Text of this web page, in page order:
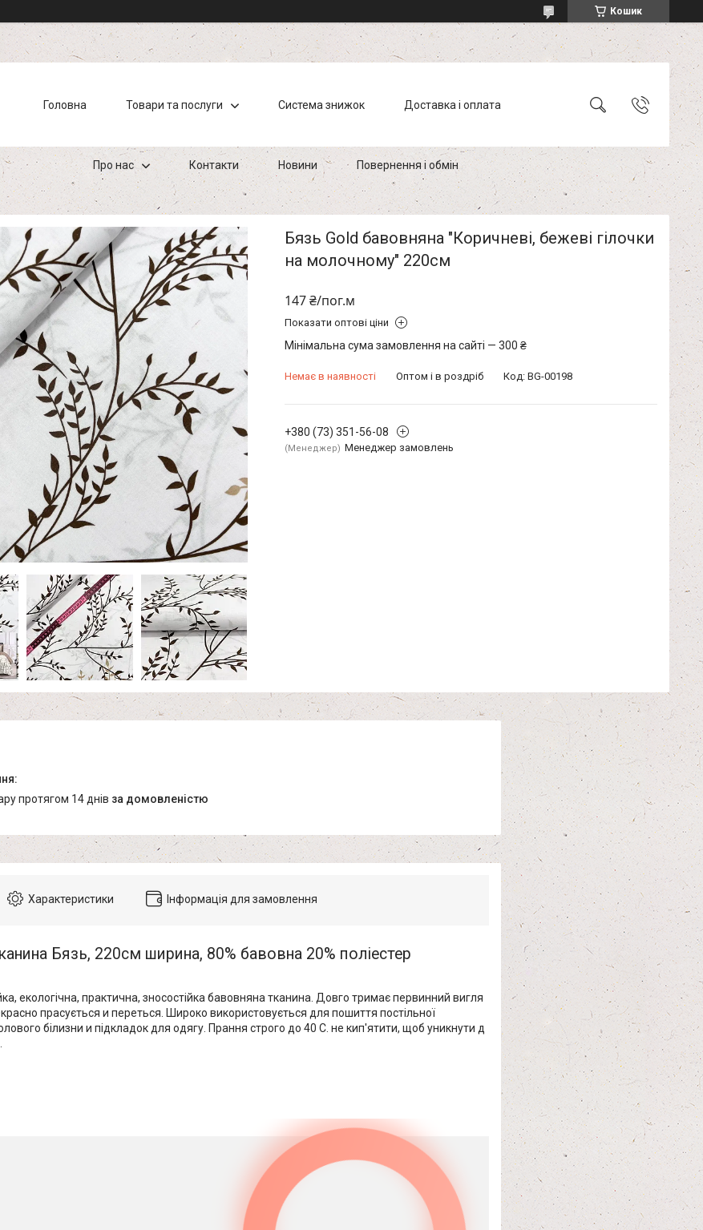
Кошик
Головна Товари та послуги Система знижок Доставка і оплата
Про нас Контакти Новини Повернення і обмін
Бязь Gold бавовняна "Коричневі, бежеві гілочки
на молочному" 220см
147 ₴/пог.м
Показати оптові ціни
Мінімальна сума замовлення на сайті — 300 ₴
Немає в наявності Оптом і в роздріб Код: BG-00198
+380 (73) 351-56-08
Менеджер Менеджер замовлень
протягом 14 днів за домовленістю
Характеристики Інформація для замовлення
Бязь, 220см ширина, 80% бавовна 20% поліестер
екологічна, практична, зносостійка бавовняна тканина. Довго тримає первинний вигля
прасується и переться. Широко використовується для пошиття постільної
білизни и підкладок для одягу. Прання строго до 40 С. не кип'ятити, щоб уникнути д